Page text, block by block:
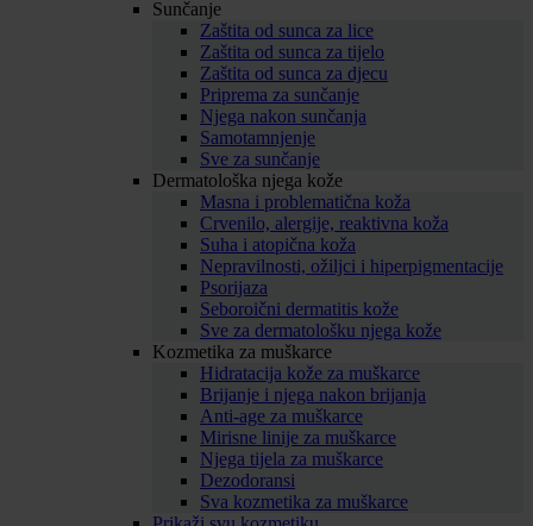
Sunčanje
Zaštita od sunca za lice
Zaštita od sunca za tijelo
Zaštita od sunca za djecu
Priprema za sunčanje
Njega nakon sunčanja
Samotamnjenje
Sve za sunčanje
Dermatološka njega kože
Masna i problematična koža
Crvenilo, alergije, reaktivna koža
Suha i atopična koža
Nepravilnosti, ožiljci i hiperpigmentacije
Psorijaza
Seboroični dermatitis kože
Sve za dermatološku njega kože
Kozmetika za muškarce
Hidratacija kože za muškarce
Brijanje i njega nakon brijanja
Anti-age za muškarce
Mirisne linije za muškarce
Njega tijela za muškarce
Dezodoransi
Sva kozmetika za muškarce